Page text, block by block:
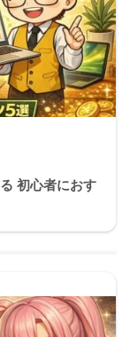
初心者におす